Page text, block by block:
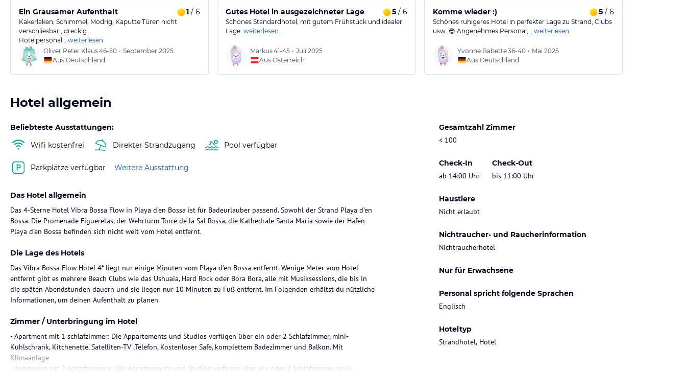
Ein Grausamer Aufenthalt 1 / 6
Kakerlaken, Schimmel, Modrig, Kaputte Türen nicht
verschliesbar , dreckig .
Hotelpersonal… weiterlesen
Oliver Peter Klaus46-50 • September 2025
Aus Deutschland
Gutes Hotel in ausgezeichneter Lage 5/ 6
Schönes Standardhotel, mit gutem Frühstück und idealer
Lage. weiterlesen
Markus41-45 • Juli 2025
Aus Österreich
Komme wieder :) 5/ 6
Schönes ruhigeres Hotel in perfekter Lage zu Strand, Clubs
usw. 😎 Angenehmes Personal,… weiterlesen
Yvonne Babette36-40 • Mai 2025
Aus Deutschland
Hotel allgemein
Beliebteste Ausstattungen:
Wifi kostenfrei
Direkter Strandzugang Pool verfügbar
Parkplätze verfügbar Weitere Ausstattung
Gesamtzahl Zimmer
< 100
Check-In
ab 14:00 Uhr
Check-Out
bis 11:00 Uhr
Haustiere
Nicht erlaubt
Nichtraucher- und Raucherinformation
Nichtraucherhotel
Nur für Erwachsene
Personal spricht folgende Sprachen
Englisch
Hoteltyp
Strandhotel, Hotel
Das Hotel allgemein
Das 4-Sterne Hotel Vibra Bossa Flow in Playa d'en Bossa ist für Badeurlauber passend. Sowohl der Strand Playa d'en
Bossa. Die Promenade Figueretas, der Wehrturm Torre de la Sal Rossa, die Kathedrale Santa Maria sowie der Hafen
Playa d'en Bossa befinden sich nicht weit vom Hotel entfernt.
Die Lage des Hotels
Das Vibra Bossa Flow Hotel 4* liegt nur einige Minuten vom Playa d’en Bossa entfernt. Wenige Meter vom Hotel
entfernt gibt es mehrere Beach Clubs wie das Ushuaïa, Hard Rock oder Bora Bora, alle mit Musiksessions, die bis in
die späten Abendstunden dauern und sie liegen nur 10 Minuten zu Fuß entfernt. Im Folgenden erhältst du nützliche
Informationen, um deinen Aufenthalt zu planen.
Zimmer / Unterbringung im Hotel
- Apartment mit 1 schlafzimmer: Die Appartements und Studios verfügen über ein oder 2 Schlafzimmer, mini-
Kühlschrank, Kitchenette, Satelliten-TV ,Telefon, Kostenloser Safe, komplettem Badezimmer und Balkon. Mit
Klimaanlage
- Apartment mit 2 schlafzimmern: Die Appartements und Studios verfügen über ein oder 2 Schlafzimmer, mini-